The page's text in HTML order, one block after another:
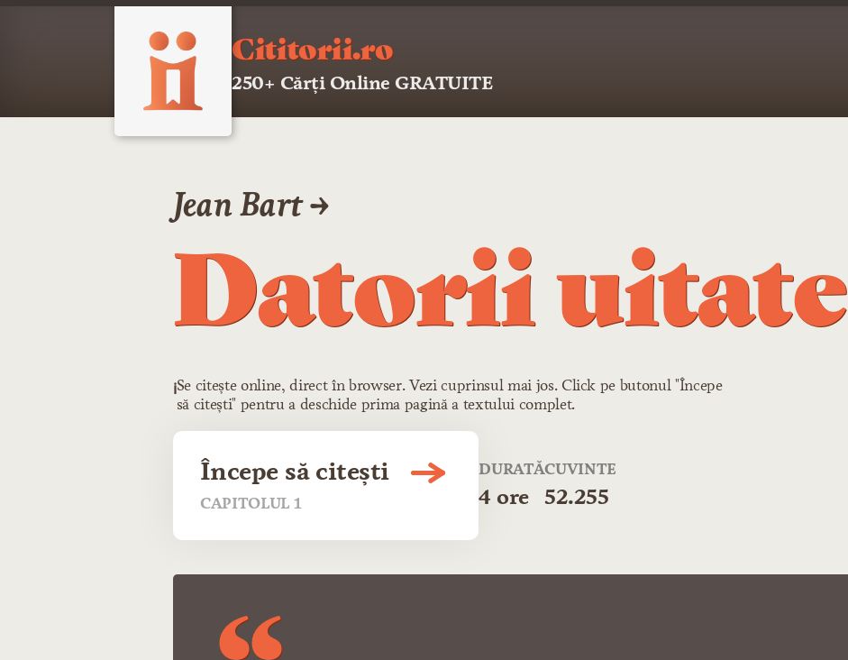
Cititorii.ro
250+ Cărți Online GRATUITE
Jean Bart →
Datorii uitate
ℹ️Se citește online, direct în browser. Vezi cuprinsul mai jos. Click pe butonul "Începe
să citești" pentru a deschide prima pagină a textului complet.
Începe să citești
CAPITOLUL 1
DURATĂ
4 ore
CUVINTE
52.255